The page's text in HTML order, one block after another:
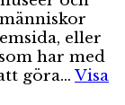
eller
har med
göra… Visa